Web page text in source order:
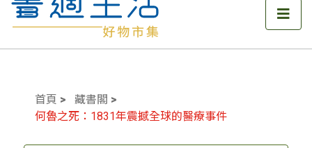
首頁
藏書閣
何魯之死：1831年震撼全球的醫療事件